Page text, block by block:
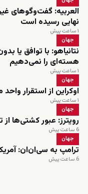
العربیه: گفت‌وگوهای
نهایی رسیده است
۱ ساعت پیش
جهان
نتانیاهو: با توافق یا
هسته‌ای را نمی‌دهیم
۱ ساعت پیش
جهان
اوکراین از استقرار
۱ ساعت پیش
جهان
رویترز: عبور کشتی‌ها
6 ساعت پیش
جهان
ترامپ به سی‌ان‌ان:
6 ساعت پیش